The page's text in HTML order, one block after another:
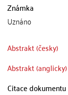
Známka
Uznáno
Abstrakt (česky)
Abstrakt (anglicky)
Citace dokumentu